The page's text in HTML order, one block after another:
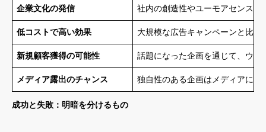
企業文化の発信 社内の創造性やユーモアセンス
低コストで高い効果 大規模な広告キャンペーンと比
新規顧客獲得の可能性 話題になった企画を通じて、ウ
メディア露出のチャンス 独自性のある企画はメディアに
成功と失敗：明暗を分けるもの